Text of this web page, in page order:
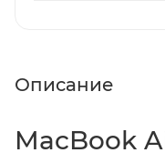
Описание
MacBook